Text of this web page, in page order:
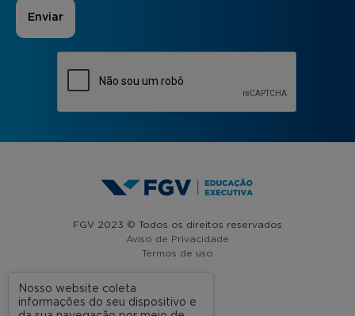
FGV 2023 © Todos os direitos reservados
Aviso de Privacidade
Termos de uso
A FGV
Nosso website coleta
informações do seu dispositivo e